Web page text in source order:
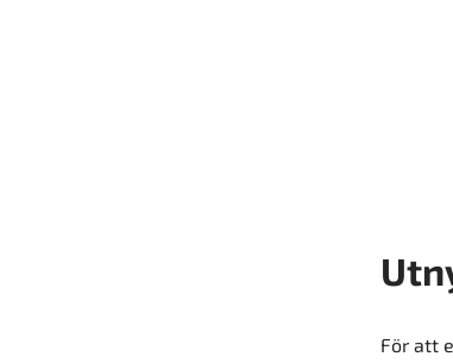
För att